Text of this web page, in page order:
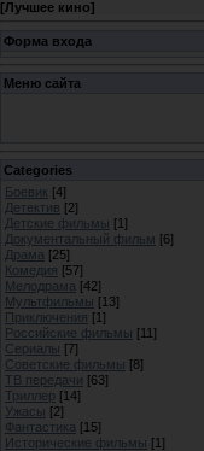
[Лучшее кино]
Форма входа
Меню сайта
Categories
Боевик [4]
Детектив [2]
Детские фильмы [1]
Документальный фильм [6]
Драма [25]
Комедия [57]
Мелодрама [42]
Мультфильмы [13]
Приключения [1]
Российские фильмы [11]
Сериалы [7]
Советские фильмы [8]
ТВ передачи [63]
Триллер [14]
Ужасы [2]
Фантастика [15]
Исторические фильмы [1]